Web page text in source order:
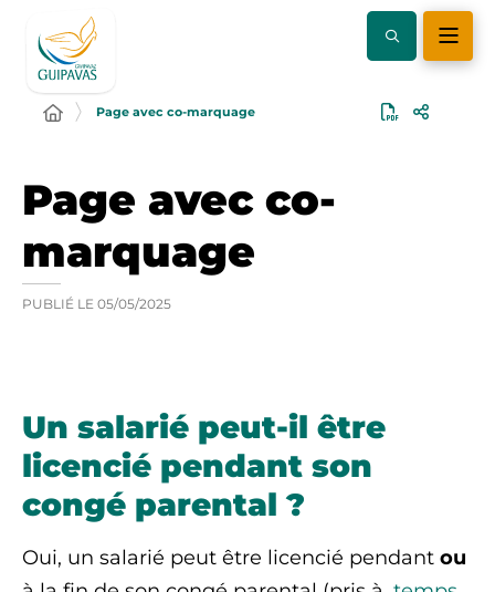
Page avec co-marquage
Page avec co-
marquage
PUBLIÉ LE 05/05/2025
Un salarié peut-il être
licencié pendant son
congé parental ?
Oui, un salarié peut être licencié pendant ou